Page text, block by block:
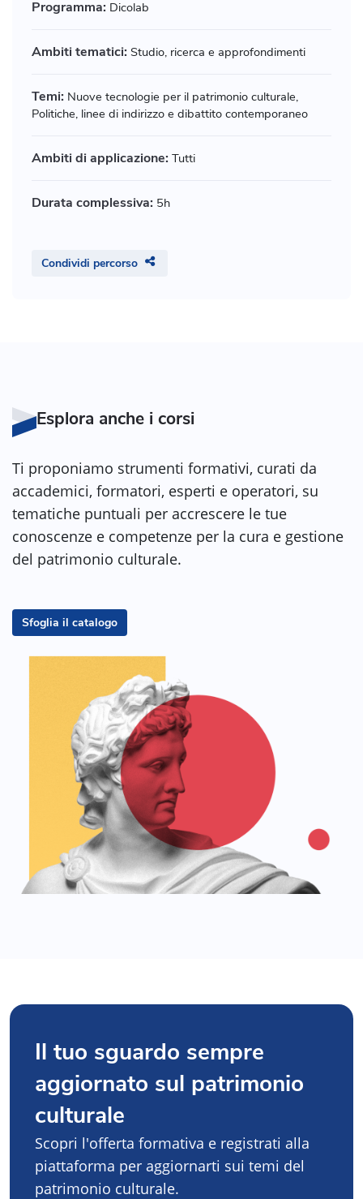
Programma: Dicolab
Ambiti tematici: Studio, ricerca e approfondimenti
Temi: Nuove tecnologie per il patrimonio culturale,
Politiche, linee di indirizzo e dibattito contemporaneo
Ambiti di applicazione: Tutti
Durata complessiva: 5h
Condividi percorso
Esplora anche i corsi
Ti proponiamo strumenti formativi, curati da
accademici, formatori, esperti e operatori, su
tematiche puntuali per accrescere le tue
conoscenze e competenze per la cura e gestione
del patrimonio culturale.
Sfoglia il catalogo
Il tuo sguardo sempre
aggiornato sul patrimonio
culturale
Scopri l'offerta formativa e registrati alla
piattaforma per aggiornarti sui temi del
patrimonio culturale.